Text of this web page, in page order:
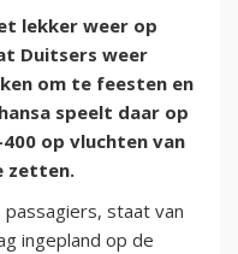
lekker weer op
Duitsers weer
om te feesten en
speelt daar op
op vluchten van
zetten.
staat van
ingepland op de